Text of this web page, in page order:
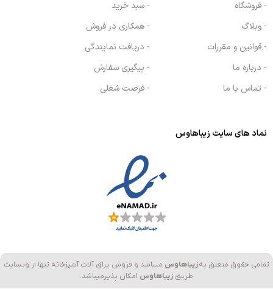
- فروشگاه
- وبلاگ
- قوانین و مقررات
- درباره ما
- تماس با ما
- سبد خرید
- همکاری در فروش
- دریافت نمایندگی
- پیگیری سفارش
- فرصت شغلی
نماد های سایت زیباهاوس
تمامی حقوق متعلق بهزیباهاوس میباشد و فروش یراق آلات آشپزخانه تنها از وبسایت
طریق زیباهاوس امکان پذیرمیباشد.